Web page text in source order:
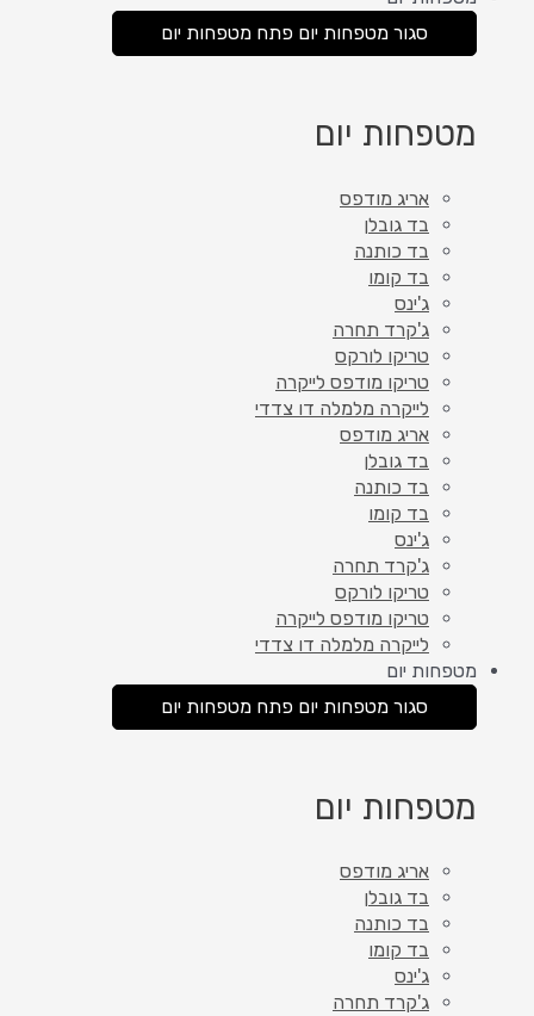
סגור מטפחות יום פתח מטפחות יום
מטפחות יום
אריג מודפס
בד גובלן
בד כותנה
בד קומו
ג'ינס
ג'קרד תחרה
טריקו לורקס
טריקו מודפס לייקרה
לייקרה מלמלה דו צדדי
אריג מודפס
בד גובלן
בד כותנה
בד קומו
ג'ינס
ג'קרד תחרה
טריקו לורקס
טריקו מודפס לייקרה
לייקרה מלמלה דו צדדי
מטפחות יום
סגור מטפחות יום פתח מטפחות יום
מטפחות יום
אריג מודפס
בד גובלן
בד כותנה
בד קומו
ג'ינס
ג'קרד תחרה